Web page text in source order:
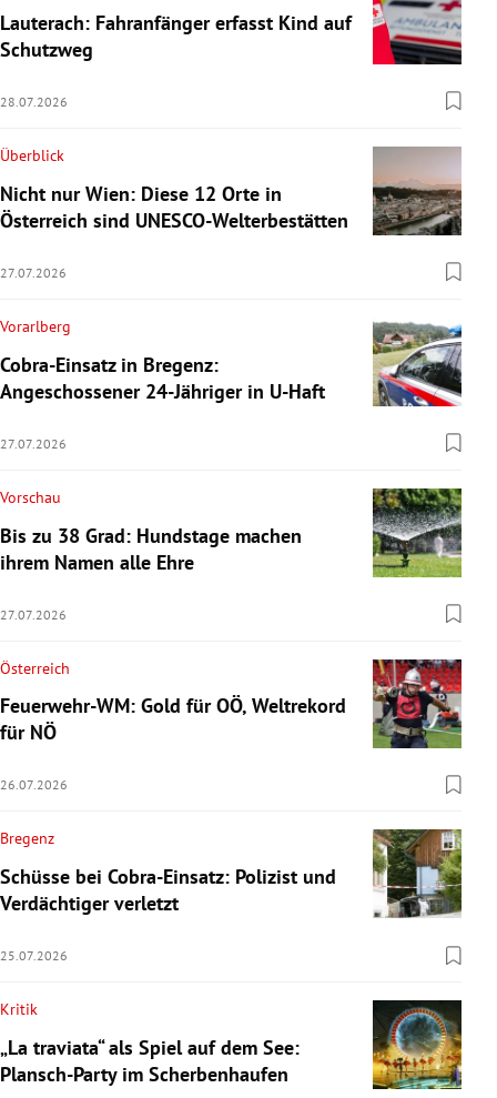
Lauterach: Fahranfänger erfasst Kind auf
Schutzweg
28.07.2026
Überblick
Nicht nur Wien: Diese 12 Orte in
Österreich sind UNESCO-Welterbestätten
27.07.2026
Vorarlberg
Cobra-Einsatz in Bregenz:
Angeschossener 24-Jähriger in U-Haft
27.07.2026
Vorschau
Bis zu 38 Grad: Hundstage machen
ihrem Namen alle Ehre
27.07.2026
Österreich
Feuerwehr-WM: Gold für OÖ, Weltrekord
für NÖ
26.07.2026
Bregenz
Schüsse bei Cobra-Einsatz: Polizist und
Verdächtiger verletzt
25.07.2026
Kritik
„La traviata“ als Spiel auf dem See:
Plansch-Party im Scherbenhaufen